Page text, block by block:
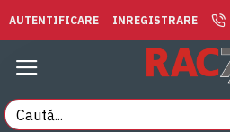
AUTENTIFICARE INREGISTRARE